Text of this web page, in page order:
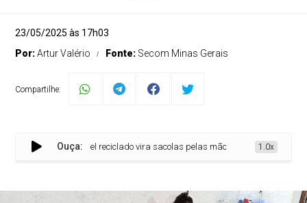
23/05/2025 às 17h03
Por:Artur Valério Fonte: Secom Minas Gerais
Compartilhe:
Ouça:
Papel reciclado vira sacolas pelas mãos de um grupo de
1.0x